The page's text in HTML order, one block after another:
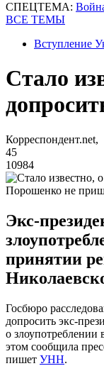
СПЕЦТЕМА:
ВСЕ ТЕМЫ
Вступление
Стало
Корреспондент.net,
45
10984
Порошенко не
Экс-
принятии
Госбюро
допросить экс-
о
этом сообщила
пишет УНН.